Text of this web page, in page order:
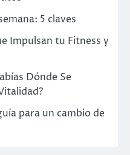
5 claves
Impulsan tu Fitness y
Dónde Se
para un cambio de